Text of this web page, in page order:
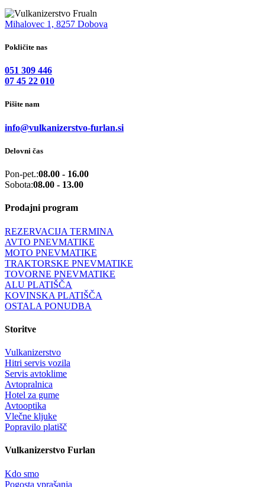
Mihalovec 1, 8257 Dobova
Pokličite nas
051 309 446
07 45 22 010
Pišite nam
info@vulkanizerstvo-furlan.si
Delovni čas
Pon-pet.:08.00 - 16.00
Sobota:08.00 - 13.00
Prodajni program
REZERVACIJA TERMINA
AVTO PNEVMATIKE
MOTO PNEVMATIKE
TRAKTORSKE PNEVMATIKE
TOVORNE PNEVMATIKE
ALU PLATIŠČA
KOVINSKA PLATIŠČA
OSTALA PONUDBA
Storitve
Vulkanizerstvo
Hitri servis vozila
Servis avtoklime
Avtopralnica
Hotel za gume
Avtooptika
Vlečne kljuke
Popravilo platišč
Vulkanizerstvo Furlan
Kdo smo
Pogosta vprašanja